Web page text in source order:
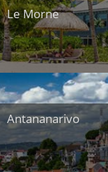
Le Morne
Antananarivo